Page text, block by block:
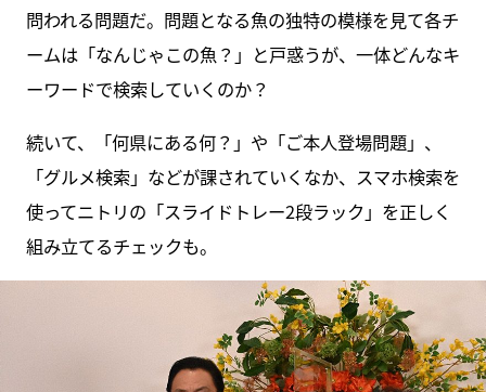
問われる問題だ。問題となる魚の独特の模様を見て各チ
ームは「なんじゃこの魚？」と戸惑うが、一体どんなキ
ーワードで検索していくのか？
続いて、「何県にある何？」や「ご本人登場問題」、
「グルメ検索」などが課されていくなか、スマホ検索を
使ってニトリの「スライドトレー2段ラック」を正しく
組み立てるチェックも。